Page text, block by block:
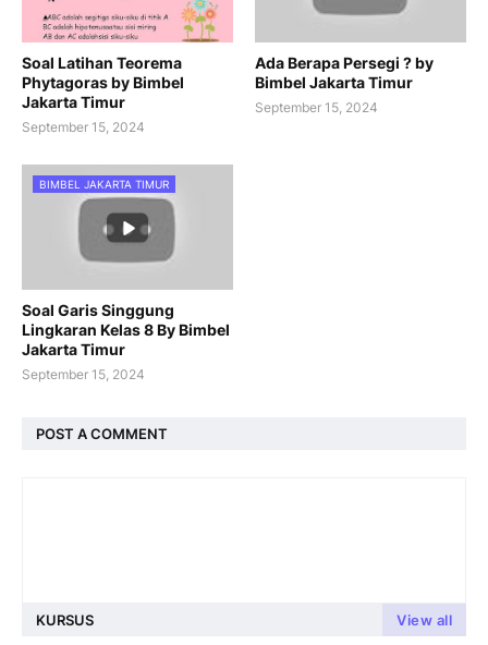
Soal Latihan Teorema
Phytagoras by Bimbel
Jakarta Timur
September 15, 2024
Ada Berapa Persegi ? by
Bimbel Jakarta Timur
September 15, 2024
BIMBEL JAKARTA TIMUR
Soal Garis Singgung
Lingkaran Kelas 8 By Bimbel
Jakarta Timur
September 15, 2024
POST A COMMENT
KURSUS View all